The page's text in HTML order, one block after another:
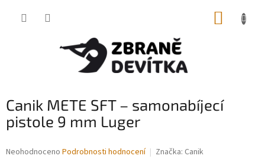
Canik METE SFT – samonabíjecí
pistole 9 mm Luger
Průměrné
Neohodnoceno Podrobnosti hodnocení Značka: Canik